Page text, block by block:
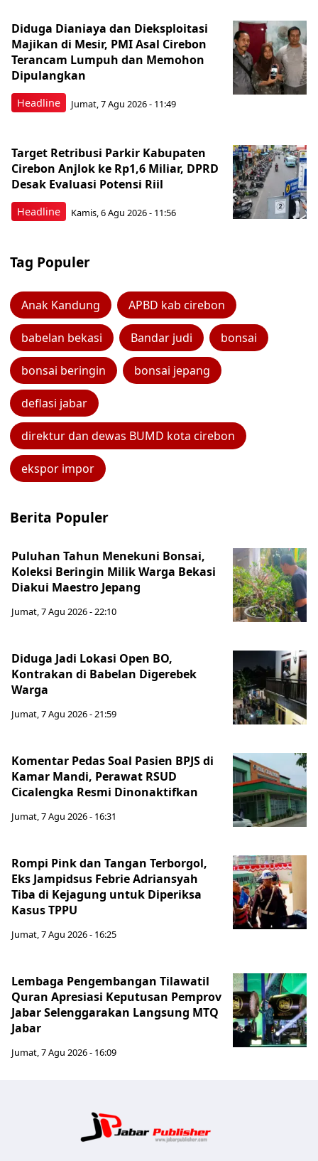
Headline
Diduga Dianiaya dan Dieksploitasi
Majikan di Mesir, PMI Asal Cirebon
Terancam Lumpuh dan Memohon
Dipulangkan
Jumat, 7 Agu 2026 - 11:49
Headline
Target Retribusi Parkir Kabupaten
Cirebon Anjlok ke Rp1,6 Miliar, DPRD
Desak Evaluasi Potensi Riil
Kamis, 6 Agu 2026 - 11:56
Tag Populer
Anak Kandung APBD kab cirebon
babelan bekasi Bandar judi bonsai
bonsai beringin bonsai jepang
deflasi jabar
direktur dan dewas BUMD kota cirebon
ekspor impor
Berita Populer
Puluhan Tahun Menekuni Bonsai,
Koleksi Beringin Milik Warga Bekasi
Diakui Maestro Jepang
Jumat, 7 Agu 2026 - 22:10
Diduga Jadi Lokasi Open BO,
Kontrakan di Babelan Digerebek
Warga
Jumat, 7 Agu 2026 - 21:59
Komentar Pedas Soal Pasien BPJS di
Kamar Mandi, Perawat RSUD
Cicalengka Resmi Dinonaktifkan
Jumat, 7 Agu 2026 - 16:31
Rompi Pink dan Tangan Terborgol,
Eks Jampidsus Febrie Adriansyah
Tiba di Kejagung untuk Diperiksa
Kasus TPPU
Jumat, 7 Agu 2026 - 16:25
Lembaga Pengembangan Tilawatil
Quran Apresiasi Keputusan Pemprov
Jabar Selenggarakan Langsung MTQ
Jabar
Jumat, 7 Agu 2026 - 16:09